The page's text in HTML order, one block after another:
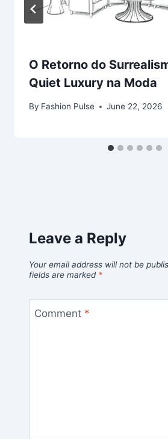
O Retorno do
Quiet Luxury na Moda
By Fashion Pulse June 22, 2026
Leave a Reply
Your email address will not be
fields are marked *
Comment *